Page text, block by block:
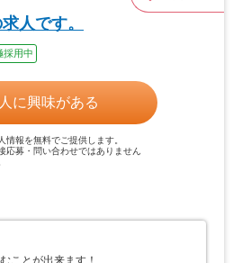
人です。
採用中
に興味がある
情報を無料でご提供します。
応募・問い合わせではありません
ことが出来ます！